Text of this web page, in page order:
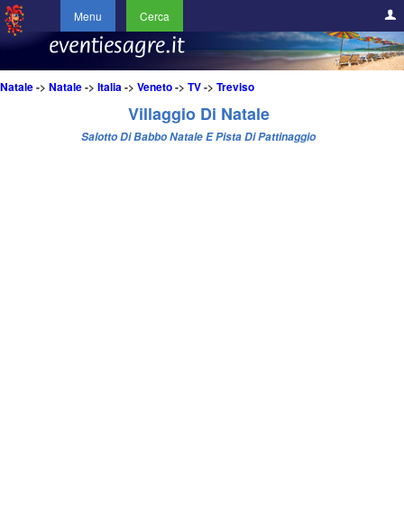
Menu Cerca
Natale-> Natale-> Italia-> Veneto-> TV-> Treviso
Villaggio Di Natale
Salotto Di Babbo Natale E Pista Di Pattinaggio